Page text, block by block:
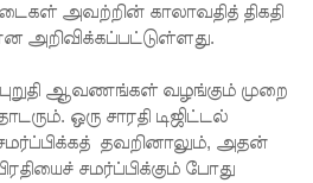
அவற்றின் காலாவதித் திகதி
அறிவிக்கப்பட்டுள்ளது.
ஆவணங்கள் வழங்கும் முறை
ஒரு சாரதி டிஜிட்டல்
தவறினாலும், அதன்
சமர்ப்பிக்கும் போது